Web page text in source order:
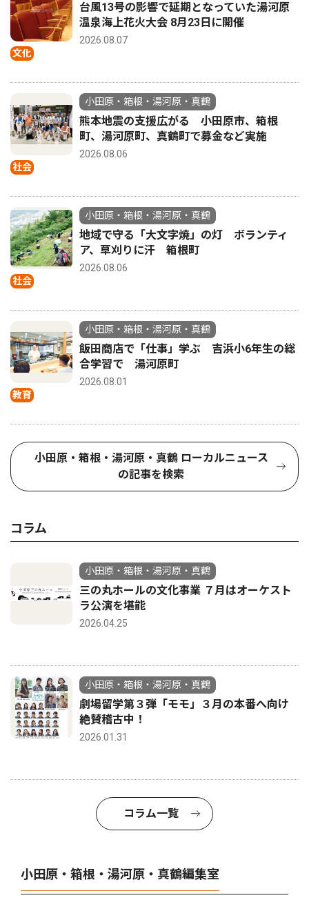
文化
台風13号の影響で延期となっていた湯河原
温泉海上花火大会 8月23日に開催
2026.08.07
社会
小田原・箱根・湯河原・真鶴
熊本地震の支援広がる 小田原市、箱根
町、湯河原町、真鶴町で募金など実施
2026.08.06
社会
小田原・箱根・湯河原・真鶴
地域で守る「大文字焼」の灯 ボランティ
ア、草刈りに汗 箱根町
2026.08.06
教育
小田原・箱根・湯河原・真鶴
飯田商店で「仕事」学ぶ 吉浜小6年生の総
合学習で 湯河原町
2026.08.01
小田原・箱根・湯河原・真鶴 ローカルニュース
の記事を検索
コラム
小田原・箱根・湯河原・真鶴
三の丸ホールの文化事業 ７月はオーケスト
ラ公演を堪能
2026.04.25
小田原・箱根・湯河原・真鶴
劇場留学第３弾「モモ」３月の本番へ向け
絶賛稽古中！
2026.01.31
コラム一覧
小田原・箱根・湯河原・真鶴編集室